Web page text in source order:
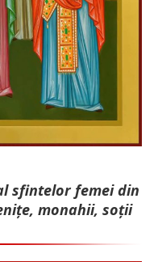
sfintelor femei din
monahii, soții